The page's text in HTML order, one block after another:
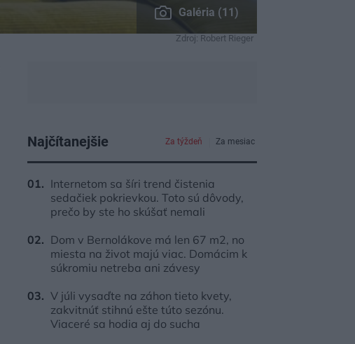
Galéria (11)
Zdroj: Robert Rieger
Najčítanejšie Za týždeň Za mesiac
Internetom sa šíri trend čistenia
sedačiek pokrievkou. Toto sú dôvody,
prečo by ste ho skúšať nemali
Dom v Bernolákove má len 67 m2, no
miesta na život majú viac. Domácim k
súkromiu netreba ani závesy
V júli vysaďte na záhon tieto kvety,
zakvitnúť stihnú ešte túto sezónu.
Viaceré sa hodia aj do sucha